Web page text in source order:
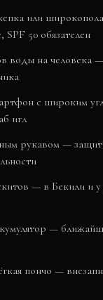
или
50 обязателен
воды на человека
с широким
игл
рукавом —
— в Бекили и
—
пончо —